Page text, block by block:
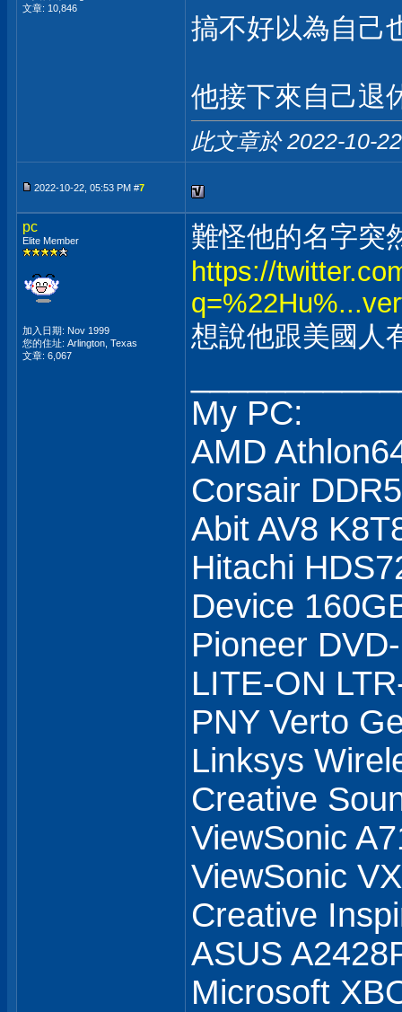
文章: 10,846
搞不好以為自己
他接下來自己退
此文章於 2022-10-
2022-10-22, 05:53 PM #7
pc
Elite Member
加入日期: Nov 1999
您的住址: Arlington, Texas
文章: 6,067
難怪他的名字突
https://
想說他跟美國人
My PC:
AMD
Corsair
Abit AV8
Hitachi
Device
Pioneer
LITE-ON
PNY Verto
Linksys
Creative
ViewSonic
ViewSonic
Creative
ASUS
Microsoft